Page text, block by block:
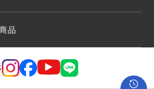
品